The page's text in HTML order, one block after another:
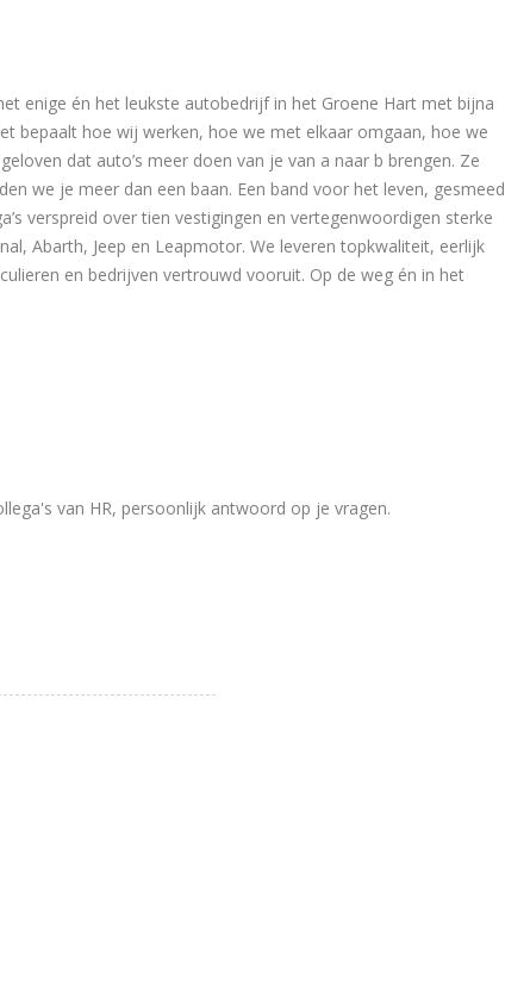
enige én het leukste autobedrijf in het Groene Hart met bijna
bepaalt hoe wij werken, hoe we met elkaar omgaan, hoe we
dat auto’s meer doen van je van a naar b brengen. Ze
we je meer dan een baan. Een band voor het leven, gesmeed
verspreid over tien vestigingen en vertegenwoordigen sterke
Abarth, Jeep en Leapmotor. We leveren topkwaliteit, eerlijk
en bedrijven vertrouwd vooruit. Op de weg én in het
van HR, persoonlijk antwoord op je vragen.